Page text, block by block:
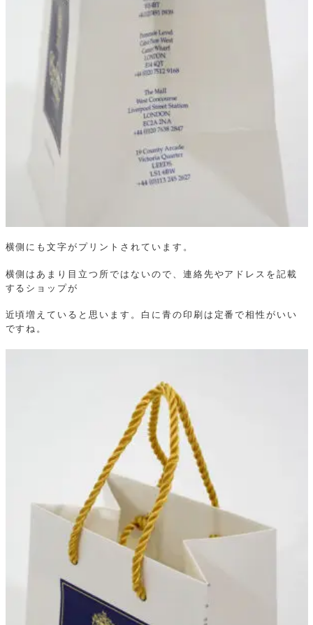
横側にも文字がプリントされています。
横側はあまり目立つ所ではないので、連絡先やアドレスを記載
するショップが
近頃増えていると思います。白に青の印刷は定番で相性がいい
ですね。